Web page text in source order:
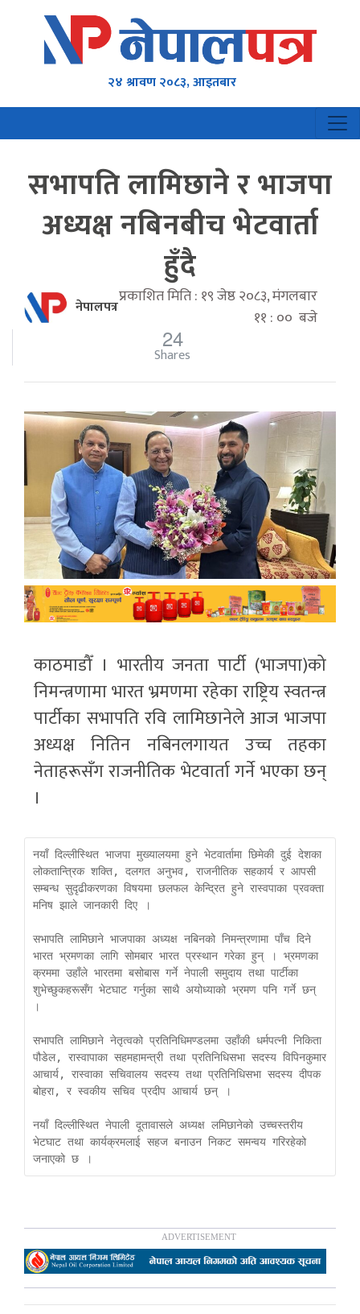
२४ श्रावण २०८३, आइतबार
सभापति लामिछाने र भाजपा
अध्यक्ष नबिनबीच भेटवार्ता
हुँदै
नेपालपत्रप्रकाशित मिति : १९ जेष्ठ २०८३, मंगलबार
११ : ०० बजे
24
Shares
काठमाडौँ । भारतीय जनता पार्टी (भाजपा)को
निमन्त्रणामा भारत भ्रमणमा रहेका राष्ट्रिय स्वतन्त्र
पार्टीका सभापति रवि लामिछानेले आज भाजपा
अध्यक्ष नितिन नबिनलगायत उच्च तहका
नेताहरूसँग राजनीतिक भेटवार्ता गर्ने भएका छन्
।
नयाँ दिल्लीस्थित भाजपा मुख्यालयमा हुने भेटवार्तामा छिमेकी दुई देशका
लोकतान्त्रिक शक्ति, दलगत अनुभव, राजनीतिक सहकार्य र आपसी
सम्बन्ध सुदृढीकरणका विषयमा छलफल केन्द्रित हुने रास्वपाका प्रवक्ता
मनिष झाले जानकारी दिए ।
सभापति लामिछाने भाजपाका अध्यक्ष नबिनको निमन्त्रणामा पाँच दिने
भारत भ्रमणका लागि सोमबार भारत प्रस्थान गरेका हुन् । भ्रमणका
क्रममा उहाँले भारतमा बसोबास गर्ने नेपाली समुदाय तथा पार्टीका
शुभेच्छुकहरूसँग भेटघाट गर्नुका साथै अयोध्याको भ्रमण पनि गर्ने छन्
।
सभापति लामिछाने नेतृत्वको प्रतिनिधिमण्डलमा उहाँकी धर्मपत्नी निकिता
पौडेल, रास्वापाका सहमहामन्त्री तथा प्रतिनिधिसभा सदस्य विपिनकुमार
आचार्य, रास्वाका सचिवालय सदस्य तथा प्रतिनिधिसभा सदस्य दीपक
बोहरा, र स्वकीय सचिव प्रदीप आचार्य छन् ।
नयाँ दिल्लीस्थित नेपाली दूतावासले अध्यक्ष लमिछानेको उच्चस्तरीय
भेटघाट तथा कार्यक्रमलाई सहज बनाउन निकट समन्वय गरिरहेको
जनाएको छ ।